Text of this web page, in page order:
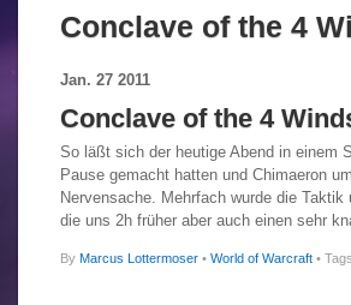
Conclave of the 4
Jan. 27 2011
Conclave of the 4
So läßt sich der heutige Abend in einem
Pause gemacht hatten und Chimaeron
Nervensache. Mehrfach wurde die
die uns 2h früher aber auch einen sehr
By Marcus Lottermoser • World of Warcraft •